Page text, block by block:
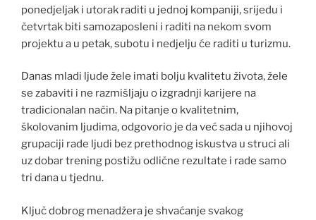
ponedjeljak i utorak raditi u jednoj kompaniji, srijedu i
četvrtak biti samozaposleni i raditi na nekom svom
projektu a u petak, subotu i nedjelju će raditi u turizmu.
Danas mladi ljude žele imati bolju kvalitetu života, žele
se zabaviti i ne razmišljaju o izgradnji karijere na
tradicionalan način. Na pitanje o kvalitetnim,
školovanim ljudima, odgovorio je da već sada u njihovoj
grupaciji rade ljudi bez prethodnog iskustva u struci ali
uz dobar trening postižu odlične rezultate i rade samo
tri dana u tjednu.
Ključ dobrog menadžera je shvaćanje svakog